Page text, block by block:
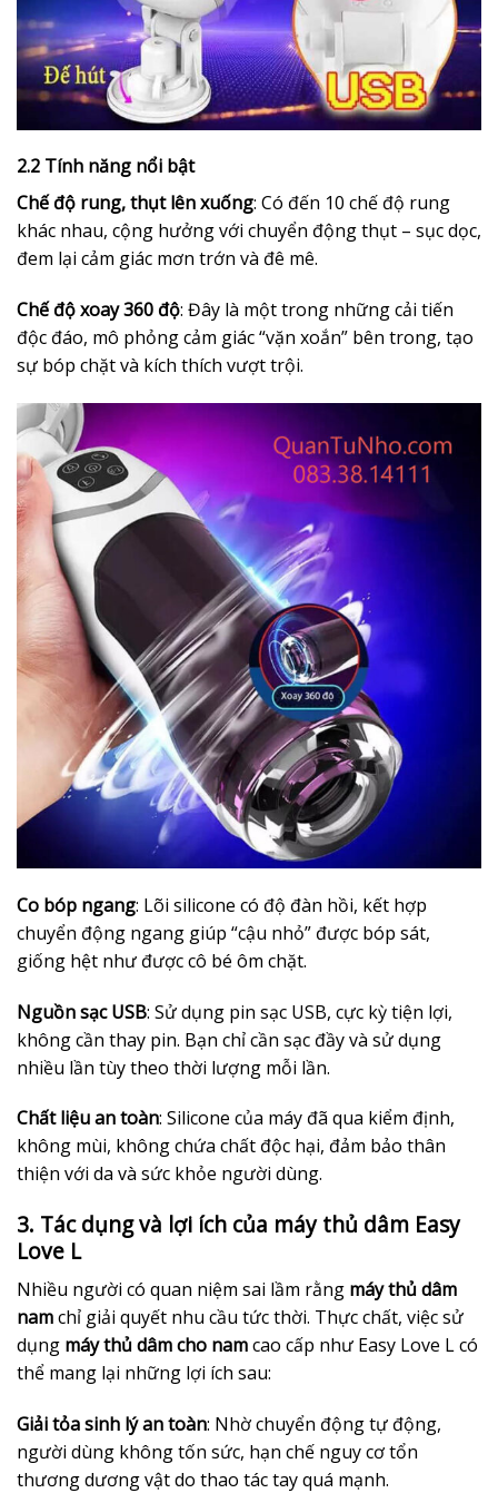
2.2 Tính năng nổi bật
Chế độ rung, thụt lên xuống: Có đến 10 chế độ rung
khác nhau, cộng hưởng với chuyển động thụt – sục dọc,
đem lại cảm giác mơn trớn và đê mê.
Chế độ xoay 360 độ: Đây là một trong những cải tiến
độc đáo, mô phỏng cảm giác “vặn xoắn” bên trong, tạo
sự bóp chặt và kích thích vượt trội.
Co bóp ngang: Lõi silicone có độ đàn hồi, kết hợp
chuyển động ngang giúp “cậu nhỏ” được bóp sát,
giống hệt như được cô bé ôm chặt.
Nguồn sạc USB: Sử dụng pin sạc USB, cực kỳ tiện lợi,
không cần thay pin. Bạn chỉ cần sạc đầy và sử dụng
nhiều lần tùy theo thời lượng mỗi lần.
Chất liệu an toàn: Silicone của máy đã qua kiểm định,
không mùi, không chứa chất độc hại, đảm bảo thân
thiện với da và sức khỏe người dùng.
3. Tác dụng và lợi ích của máy thủ dâm Easy
Love L
Nhiều người có quan niệm sai lầm rằng máy thủ dâm
namchỉ giải quyết nhu cầu tức thời. Thực chất, việc sử
dụng máy thủ dâm cho namcao cấp như Easy Love L có
thể mang lại những lợi ích sau:
Giải tỏa sinh lý an toàn: Nhờ chuyển động tự động,
người dùng không tốn sức, hạn chế nguy cơ tổn
thương dương vật do thao tác tay quá mạnh.